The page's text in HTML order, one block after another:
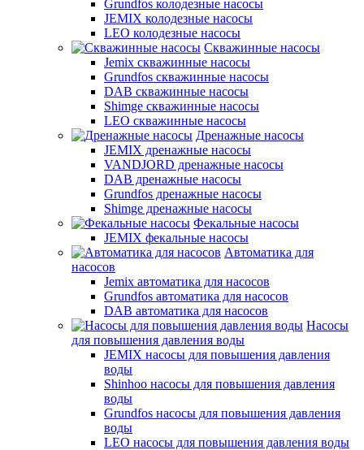
Grundfos колодезные насосы
JEMIX колодезные насосы
LEO колодезные насосы
Скважинные насосы
Jemix cкважинные насосы
Grundfos скважинные насосы
DAB скважинные насосы
Shimge скважинные насосы
LEO скважинные насосы
Дренажные насосы
JEMIX дренажные насосы
VANDJORD дренажные насосы
DAB дренажные насосы
Grundfos дренажные насосы
Shimge дренажные насосы
Фекальные насосы
JEMIX фекальные насосы
Автоматика для
насосов
Jemix автоматика для насосов
Grundfos автоматика для насосов
DAB автоматика для насосов
Насосы
для повышения давления воды
JEMIX насосы для повышения давления
воды
Shinhoo насосы для повышения давления
воды
Grundfos насосы для повышения давления
воды
LEO насосы для повышения давления воды